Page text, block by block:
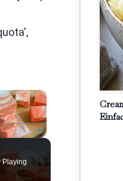
×
Fullscreen
Playing